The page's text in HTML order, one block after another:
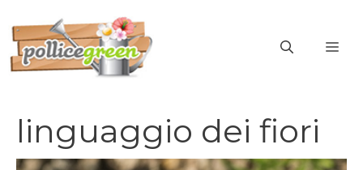
contenuto
linguaggio dei fiori